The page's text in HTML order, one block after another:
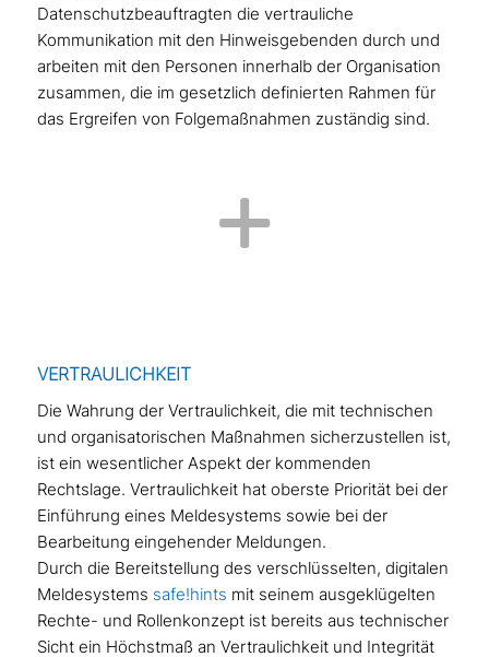
Datenschutzbeauftragten die vertrauliche
Kommunikation mit den Hinweisgebenden durch und
arbeiten mit den Personen innerhalb der Organisation
zusammen, die im gesetzlich definierten Rahmen für
das Ergreifen von Folgemaßnahmen zuständig sind.
VERTRAULICHKEIT
Die Wahrung der Vertraulichkeit, die mit technischen
und organisatorischen Maßnahmen sicherzustellen ist,
ist ein wesentlicher Aspekt der kommenden
Rechtslage. Vertraulichkeit hat oberste Priorität bei der
Einführung eines Meldesystems sowie bei der
Bearbeitung eingehender Meldungen.
Durch die Bereitstellung des verschlüsselten, digitalen
Meldesystems safe!hints mit seinem ausgeklügelten
Rechte- und Rollenkonzept ist bereits aus technischer
Sicht ein Höchstmaß an Vertraulichkeit und Integrität